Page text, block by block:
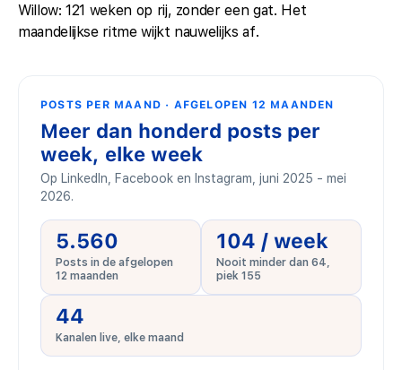
Willow: 121 weken op rij, zonder een gat. Het
maandelijkse ritme wijkt nauwelijks af.
POSTS PER MAAND · AFGELOPEN 12 MAANDEN
Meer dan honderd posts per
week, elke week
Op LinkedIn, Facebook en Instagram, juni 2025 - mei
2026.
5.560
Posts in de afgelopen
12 maanden
104 / week
Nooit minder dan 64,
piek 155
44
Kanalen live, elke maand